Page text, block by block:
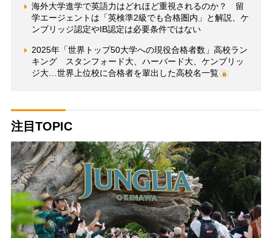
海外大学進学で英語力はどれほど重視されるのか？ 留
学エージェントは「英検準2級でも合格圏内」と解説、ケ
ンブリッジ認定やIB認定は必要条件ではない
2025年「世界トップ50大学への現役合格者数」高校ラン
キング スタンフォード大、ハーバード大、ケンブリッ
ジ大…世界上位校に合格者を輩出した高校名一覧
注目TOPIC